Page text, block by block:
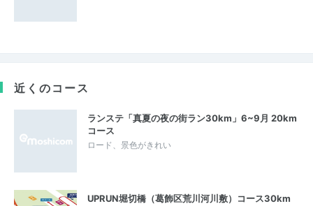
近くのコース
ランステ「真夏の夜の街ラン30km」6~9月 20km
コース
ロード、景色がきれい
UPRUN堀切橋（葛飾区荒川河川敷）コース30km